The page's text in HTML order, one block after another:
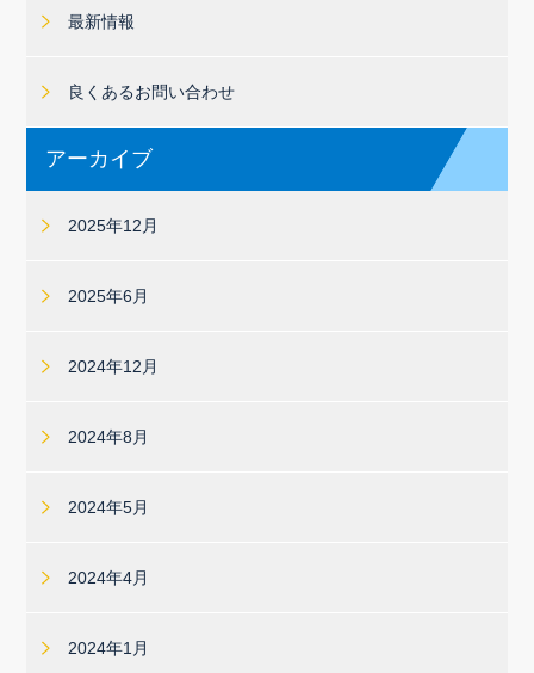
最新情報
良くあるお問い合わせ
アーカイブ
2025年12月
2025年6月
2024年12月
2024年8月
2024年5月
2024年4月
2024年1月